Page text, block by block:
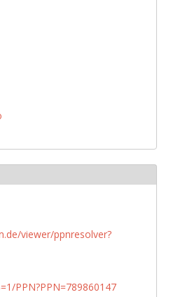
viewer/ppnresolver?
PPN?PPN=789860147